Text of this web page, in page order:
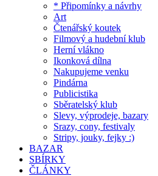
* Připomínky a návrhy
Art
Čtenářský koutek
Filmový a hudební klub
Herní vlákno
Ikonková dílna
Nakupujeme venku
Pindárna
Publicistika
Sběratelský klub
Slevy, výprodeje, bazary
Srazy, cony, festivaly
Stripy, jouky, fejky :)
BAZAR
SBÍRKY
ČLÁNKY